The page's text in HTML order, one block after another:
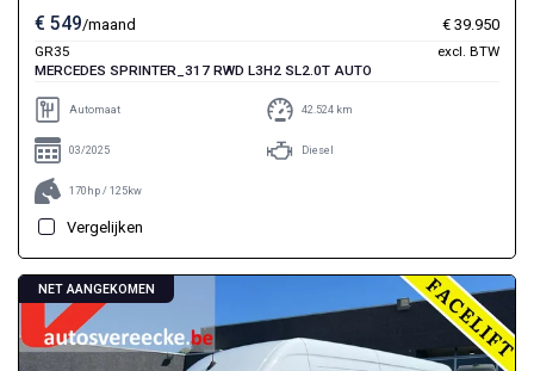
€ 549/maand € 39.950
GR35
excl. BTW
MERCEDES SPRINTER_317 RWD L3H2 SL2.0T AUTO
Automaat 42.524 km
03/2025 Diesel
170hp / 125kw
Vergelijken
NET AANGEKOMEN